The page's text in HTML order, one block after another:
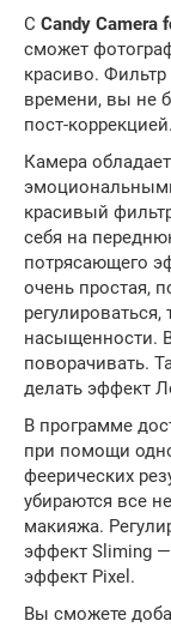
С Candy Camera
сможет
красиво.
времени, вы не
пост-коррекцией.
Камера
красивый
себя на
потрясающего
очень простая,
насыщенности.
поворачивать.
делать эффект
В программе
при помощи
феерических
убираются все
макияжа.
эффект Sliming
эффект Pixel.
Вы сможете